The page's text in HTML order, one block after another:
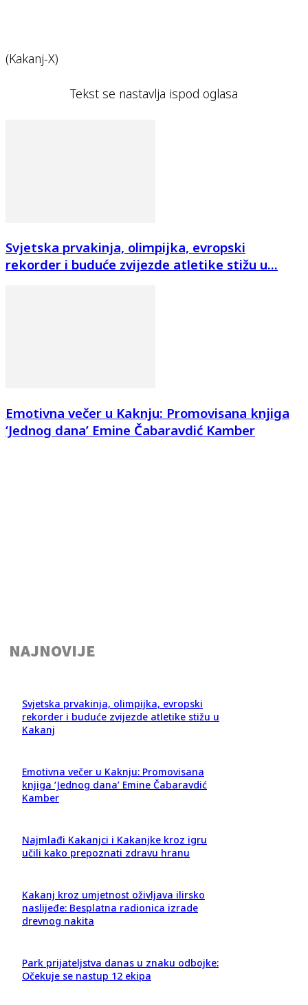
(Kakanj-X)
Tekst se nastavlja ispod oglasa
Svjetska prvakinja, olimpijka, evropski
rekorder i buduće zvijezde atletike stižu u...
Emotivna večer u Kaknju: Promovisana knjiga
‘Jednog dana’ Emine Čabaravdić Kamber
NAJNOVIJE
Svjetska prvakinja, olimpijka, evropski
rekorder i buduće zvijezde atletike stižu u
Kakanj
Emotivna večer u Kaknju: Promovisana
knjiga ‘Jednog dana’ Emine Čabaravdić
Kamber
Najmlađi Kakanjci i Kakanjke kroz igru
učili kako prepoznati zdravu hranu
Kakanj kroz umjetnost oživljava ilirsko
naslijeđe: Besplatna radionica izrade
drevnog nakita
Park prijateljstva danas u znaku odbojke:
Očekuje se nastup 12 ekipa